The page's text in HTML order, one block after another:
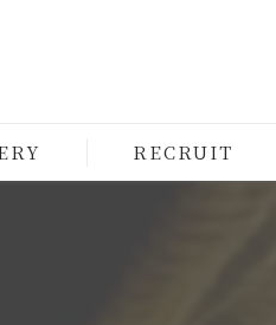
RECRUIT